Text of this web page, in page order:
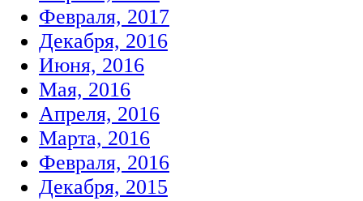
Февраля, 2017
Декабря, 2016
Июня, 2016
Мая, 2016
Апреля, 2016
Марта, 2016
Февраля, 2016
Декабря, 2015